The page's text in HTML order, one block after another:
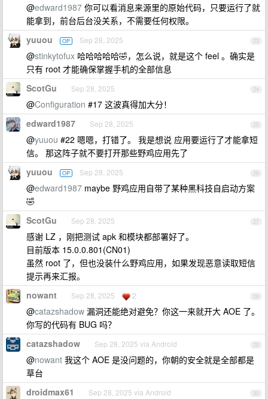
@edward1987 你可以看消息来源里的原始代码，只要运行了就
能拿到，前台后台没关系，不需要任何权限。
23
yuuou OP Sep 28, 2025
@stinkytofux 哈哈哈哈哈🤣，怎么说，就是这个 feel 。确实是
只有 root 才能确保掌握手机的全部信息
24
ScotGu Sep 28, 2025
@Configuration #17 这波真得加大分！
25
edward1987 Sep 28, 2025
@yuuou #22 嗯嗯，打错了。 我是想说 应用要运行了才能拿短
信。 那这阵子就不要打开那些野鸡应用先了
26
yuuou OP Sep 28, 2025
@edward1987 maybe 野鸡应用自带了某种黑科技自启动方案
🤣
27
ScotGu Sep 28, 2025
感谢 LZ ，刚把测试 apk 和模块都部署好了。
目前版本 15.0.0.801(CN01)
虽然 root 了，但也没装什么野鸡应用，如果发现恶意读取短信
提示再来汇报。
28
nowant Sep 28, 2025 2
@catazshadow 漏洞还能绝对避免？你这一来就开大 AOE 了。
你写的代码有 BUG 吗？
29
catazshadow Sep 28, 2025 via Android
@nowant 我这个 AOE 是没问题的，你朝的安全就是全部都是
草台
30
droidmax61 Sep 28, 2025 via Android